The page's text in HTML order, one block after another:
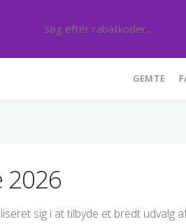
GEMTE
2026
sig i at tilbyde et bredt udvalg